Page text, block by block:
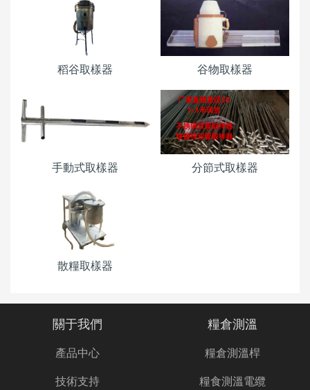
稻谷取樣器 谷物取樣器
手動式取樣器 分節式取樣器
散糧取樣器
關于我們
產品中心
技術支持
糧倉測溫
糧倉測溫桿
糧食測溫電纜